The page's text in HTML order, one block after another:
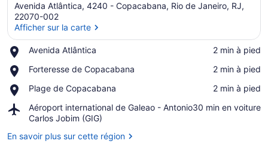
Avenida Atlântica, 4240 - Copacabana, Rio de Janeiro, RJ,
22070-002
Afficher sur la carte
Avenida Atlântica
Place,
Atlântica
‪2 min à pied‬
Forteresse de Copacabana
Place,
de
‪2 min à pied‬
Plage de Copacabana
Place,
de
Copacabana
‪2 min à pied‬
Aéroport international de Galeao - Antonio
Carlos Jobim (GIG)
Airport,
Aéroport
de
‪30 min en voiture‬
En savoir plus sur cette région